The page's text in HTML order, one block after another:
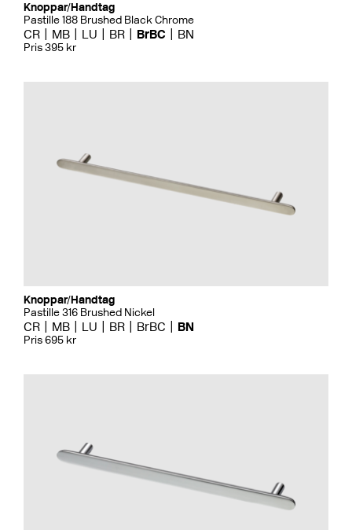
Knoppar/Handtag
Pastille 188 Brushed Black Chrome
CR MB LU BR BrBC BN
Pris 395 kr
Knoppar/Handtag
Pastille 316 Brushed Nickel
CR MB LU BR BrBC BN
Pris 695 kr